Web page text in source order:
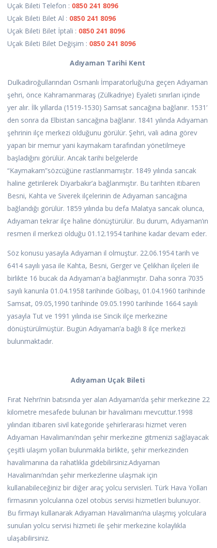
Uçak Bileti Telefon : 0850 241 8096
Uçak Bileti Bilet Al : 0850 241 8096
Uçak Bileti Bilet İptali : 0850 241 8096
Uçak Bileti Bilet Değişim : 0850 241 8096
Adıyaman Tarihi Kent
Dulkadiroğullarından Osmanlı İmparatorluğu’na geçen Adıyaman
şehri, önce Kahramanmaraş (Zülkadriye) Eyaleti sınırları içinde
yer alır. İlk yıllarda (1519-1530) Samsat sancağına bağlanır. 1531’
den sonra da Elbistan sancağına bağlanır. 1841 yılında Adıyaman
şehrinin ilçe merkezi olduğunu görülür. Şehri, vali adına görev
yapan bir memur yani kaymakam tarafından yönetilmeye
başladığını görülür. Ancak tarihi belgelerde
“Kaymakam”sözcüğüne rastlanmamıştır. 1849 yılında sancak
haline getirilerek Diyarbakır’a bağlanmıştır. Bu tarihten itibaren
Besni, Kahta ve Siverek ilçelerinin de Adıyaman sancağına
bağlandığı görülür. 1859 yılında bu defa Malatya sancak olunca,
Adıyaman tekrar ilçe haline dönüştürülür. Bu durum, Adıyaman’ın
resmen il merkezi olduğu 01.12.1954 tarihine kadar devam eder.
Söz konusu yasayla Adıyaman il olmuştur. 22.06.1954 tarih ve
6414 sayılı yasa ile Kahta, Besni, Gerger ve Çelikhan ilçeleri ile
birlikte 16 bucak da Adıyaman'a bağlanmıştır. Daha sonra 7035
sayılı kanunla 01.04.1958 tarihinde Gölbaşı, 01.04.1960 tarihinde
Samsat, 09.05,1990 tarihinde 09.05.1990 tarihinde 1664 sayılı
yasayla Tut ve 1991 yılında ise Sincik ilçe merkezine
dönüştürülmüştür. Bugün Adıyaman’a bağlı 8 ilçe merkezi
bulunmaktadır.
Adıyaman Uçak Bileti
Fırat Nehri’nin batısında yer alan Adıyaman’da şehir merkezine 22
kilometre mesafede bulunan bir havalimanı mevcuttur.1998
yılından itibaren sivil kategoride şehirlerarası hizmet veren
Adıyaman Havalimanı’ndan şehir merkezine gitmenizi sağlayacak
çeşitli ulaşım yolları bulunmakla birlikte, şehir merkezinden
havalimanına da rahatlıkla gidebilirsiniz.Adıyaman
Havalimanı’ndan şehir merkezlerine ulaşmak için
kullanabileceğiniz bir diğer araç yolcu servisleri. Türk Hava Yolları
firmasının yolcularına özel otobüs servisi hizmetleri bulunuyor.
Bu firmayı kullanarak Adıyaman Havalimanı’na ulaşmış yolculara
sunulan yolcu servisi hizmeti ile şehir merkezine kolaylıkla
ulaşabilirsiniz.